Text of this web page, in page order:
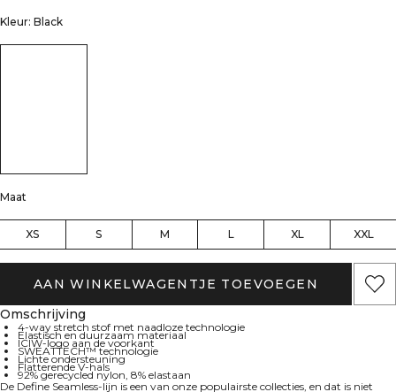
Kleur: Black
Maat
XS S M L XL XXL
AAN WINKELWAGENTJE TOEVOEGEN
Omschrijving
4-way stretch stof met naadloze technologie
Elastisch en duurzaam materiaal
ICIW-logo aan de voorkant
SWEATTECH™ technologie
Lichte ondersteuning
Flatterende V-hals
92% gerecycled nylon, 8% elastaan
De Define Seamless-lijn is een van onze populairste collecties, en dat is niet